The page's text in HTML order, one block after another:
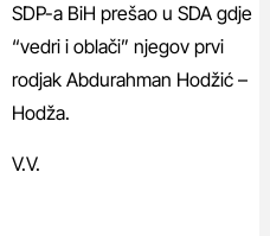
SDP-a BiH prešao u SDA gdje
“vedri i oblači” njegov prvi
rodjak Abdurahman Hodžić –
Hodža.
V.V.